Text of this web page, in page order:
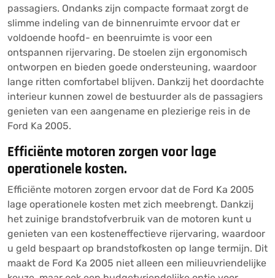
passagiers. Ondanks zijn compacte formaat zorgt de
slimme indeling van de binnenruimte ervoor dat er
voldoende hoofd- en beenruimte is voor een
ontspannen rijervaring. De stoelen zijn ergonomisch
ontworpen en bieden goede ondersteuning, waardoor
lange ritten comfortabel blijven. Dankzij het doordachte
interieur kunnen zowel de bestuurder als de passagiers
genieten van een aangename en plezierige reis in de
Ford Ka 2005.
Efficiënte motoren zorgen voor lage
operationele kosten.
Efficiënte motoren zorgen ervoor dat de Ford Ka 2005
lage operationele kosten met zich meebrengt. Dankzij
het zuinige brandstofverbruik van de motoren kunt u
genieten van een kosteneffectieve rijervaring, waardoor
u geld bespaart op brandstofkosten op lange termijn. Dit
maakt de Ford Ka 2005 niet alleen een milieuvriendelijke